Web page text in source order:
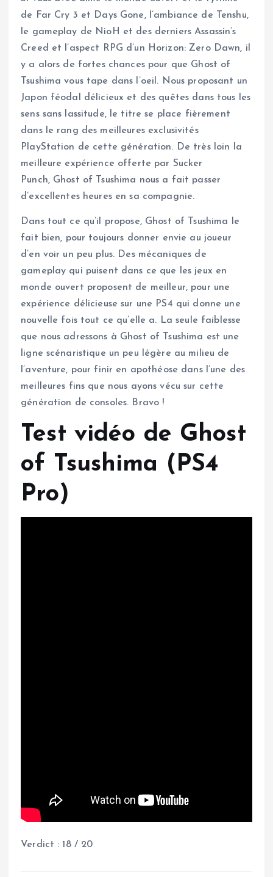
de Far Cry 3 et Days Gone, l’ambiance de Tenshu,
le gameplay de NioH et des derniers Assassin’s
Creed et l’aspect RPG d’un Horizon: Zero Dawn, il
y a alors de fortes chances pour que Ghost of
Tsushima vous tape dans l’oeil. Nous proposant un
Japon féodal délicieux et des quêtes dans tous les
sens sans lassitude, le titre se place fièrement
dans le rang des meilleures exclusivités
PlayStation de cette génération. De très loin la
meilleure expérience offerte par Sucker
Punch, Ghost of Tsushima nous a fait passer
d’excellentes heures en sa compagnie.
Dans tout ce qu’il propose, Ghost of Tsushima le
fait bien, pour toujours donner envie au joueur
d’en voir un peu plus. Des mécaniques de
gameplay qui puisent dans ce que les jeux en
monde ouvert proposent de meilleur, pour une
expérience délicieuse sur une PS4 qui donne une
nouvelle fois tout ce qu’elle a. La seule faiblesse
que nous adressons à Ghost of Tsushima est une
ligne scénaristique un peu légère au milieu de
l’aventure, pour finir en apothéose dans l’une des
meilleures fins que nous ayons vécu sur cette
génération de consoles. Bravo !
Test vidéo de Ghost
of Tsushima (PS4
Pro)
Verdict : 18 / 20